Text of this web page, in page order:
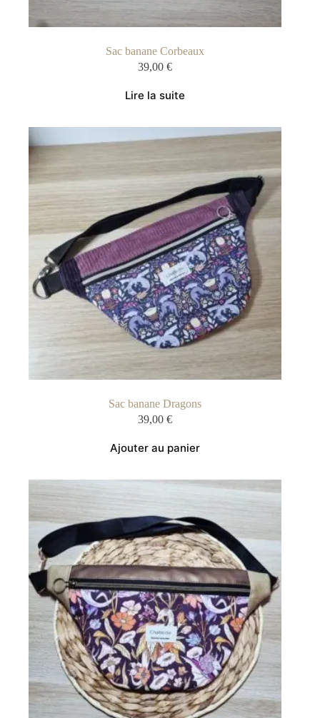
Sac banane Corbeaux
39,00€
Lire la suite
Sac banane Dragons
39,00€
Ajouter au panier